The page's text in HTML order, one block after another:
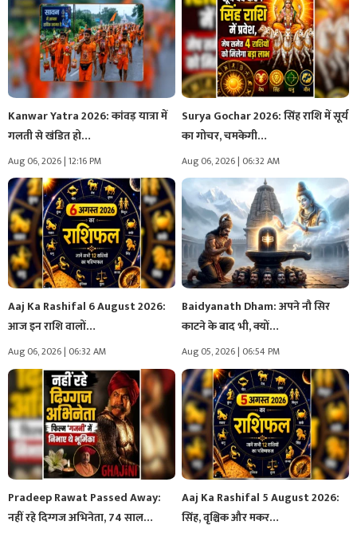
Kanwar Yatra 2026: कांवड़ यात्रा में
गलती से खंडित हो…
Aug 06, 2026 | 12:16 PM
Surya Gochar 2026: सिंह राशि में सूर्य
का गोचर, चमकेगी…
Aug 06, 2026 | 06:32 AM
Aaj Ka Rashifal 6 August 2026:
आज इन राशि वालों…
Aug 06, 2026 | 06:32 AM
Baidyanath Dham: अपने नौ सिर
काटने के बाद भी, क्यों…
Aug 05, 2026 | 06:54 PM
Pradeep Rawat Passed Away:
नहीं रहे दिग्गज अभिनेता, 74 साल…
Aaj Ka Rashifal 5 August 2026:
सिंह, वृश्चिक और मकर…